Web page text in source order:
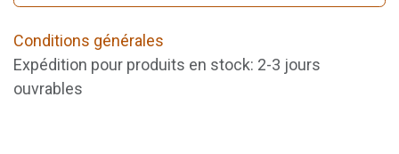
Conditions générales
Expédition pour produits en stock: 2-3 jours
ouvrables